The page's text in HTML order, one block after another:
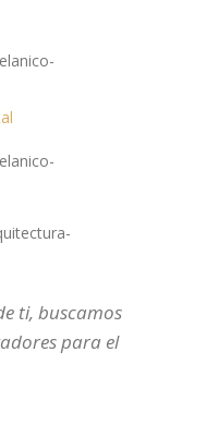
ti, buscamos
para el